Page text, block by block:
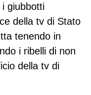
giubbotti
della tv di Stato
tenendo in
i ribelli di non
della tv di